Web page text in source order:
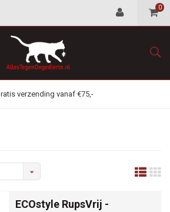
0
Gratis retour mogelijkheid
ECOstyle RupsVrij -